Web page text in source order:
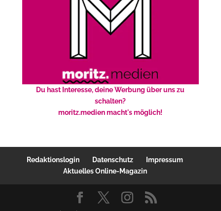
Du hast Interesse, deine Werbung über uns zu
schalten?
moritz.medien macht's möglich!
Redaktionslogin Datenschutz
Impressum
Aktuelles Online-Magazin